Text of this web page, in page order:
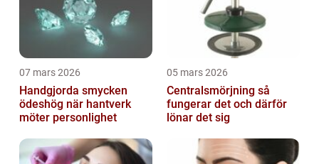
07 mars 2026
Handgjorda smycken
ödeshög när hantverk
möter personlighet
05 mars 2026
Centralsmörjning så
fungerar det och därför
lönar det sig